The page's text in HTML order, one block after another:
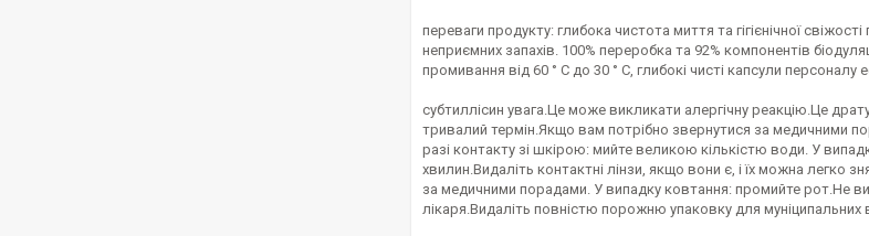
переваги продукту: глибока чистота миття та гігієнічної
неприємних запахів. 100% переробка та 92% компонентів
промивання від 60 ° С до 30 ° С, глибокі чисті капсули персоналу
субтиллісин увага.Це може викликати алергічну реакцію.Це
тривалий термін.Якщо вам потрібно звернутися за медичними
разі контакту зі шкірою: мийте великою кількістю води. У
хвилин.Видаліть контактні лінзи, якщо вони є, і їх можна легко
за медичними порадами. У випадку ковтання: промийте рот.Не
лікаря.Видаліть повністю порожню упаковку для муніципальних